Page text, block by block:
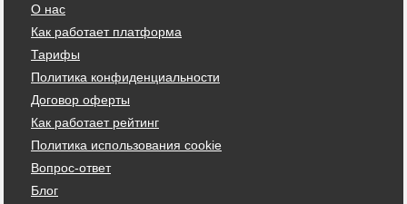
О нас
Как работает платформа
Тарифы
Политика конфиденциальности
Договор оферты
Как работает рейтинг
Политика использования cookie
Вопрос-ответ
Блог